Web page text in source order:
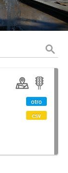
otro
csv